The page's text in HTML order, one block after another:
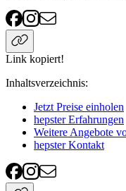
Link kopiert!
Inhaltsverzeichnis:
Jetzt Preise einholen
hepster Erfahrungen
Weitere Angebote
hepster Kontakt